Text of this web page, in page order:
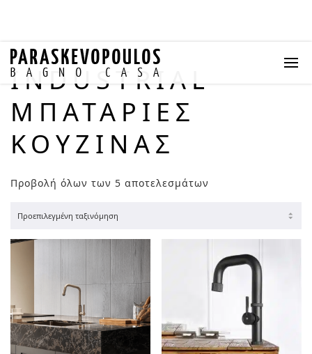
INDUSTRIAL
ΜΠΑΤΑΡΊΕΣ
ΚΟΥΖΊΝΑΣ
Προβολή όλων των 5 αποτελεσμάτων